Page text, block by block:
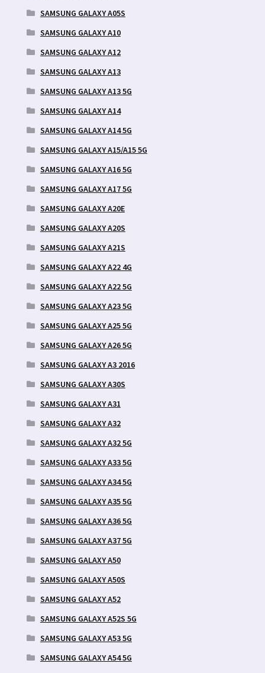
SAMSUNG GALAXY A05S
SAMSUNG GALAXY A10
SAMSUNG GALAXY A12
SAMSUNG GALAXY A13
SAMSUNG GALAXY A13 5G
SAMSUNG GALAXY A14
SAMSUNG GALAXY A14 5G
SAMSUNG GALAXY A15/A15 5G
SAMSUNG GALAXY A16 5G
SAMSUNG GALAXY A17 5G
SAMSUNG GALAXY A20E
SAMSUNG GALAXY A20S
SAMSUNG GALAXY A21S
SAMSUNG GALAXY A22 4G
SAMSUNG GALAXY A22 5G
SAMSUNG GALAXY A23 5G
SAMSUNG GALAXY A25 5G
SAMSUNG GALAXY A26 5G
SAMSUNG GALAXY A3 2016
SAMSUNG GALAXY A30S
SAMSUNG GALAXY A31
SAMSUNG GALAXY A32
SAMSUNG GALAXY A32 5G
SAMSUNG GALAXY A33 5G
SAMSUNG GALAXY A34 5G
SAMSUNG GALAXY A35 5G
SAMSUNG GALAXY A36 5G
SAMSUNG GALAXY A37 5G
SAMSUNG GALAXY A50
SAMSUNG GALAXY A50S
SAMSUNG GALAXY A52
SAMSUNG GALAXY A52S 5G
SAMSUNG GALAXY A53 5G
SAMSUNG GALAXY A54 5G